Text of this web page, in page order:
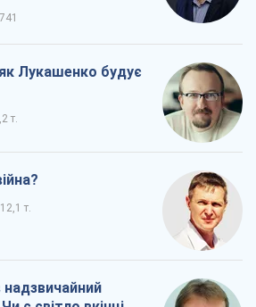
741
як Лукашенко будує
т.
12,1 т.
надзвичайний